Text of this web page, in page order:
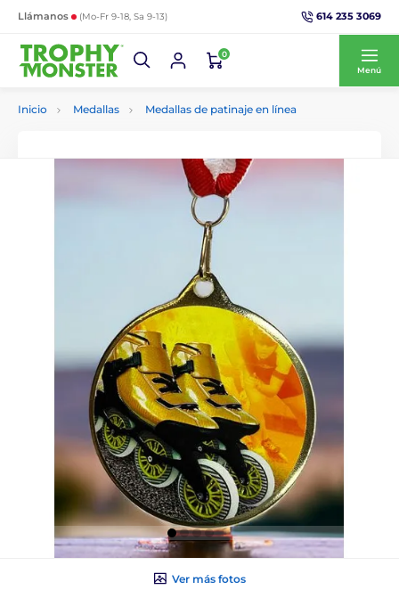
Llámanos (Mo-Fr 9-18, Sa 9-13) 614 235 3069
0
Menú
Inicio Medallas Medallas de patinaje en línea
Ver más fotos